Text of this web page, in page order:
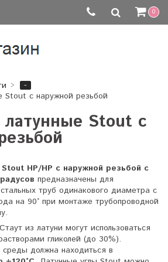
0
-
Stout с наружной резьбой
латунные Stout с
Stout НР/НР с наружной резьбой с
предназначены для
труб одинакового диаметра с
на 90° при монтаже трубопроводной
из латуни могут использоваться
гликолей (до 30%).
должна находиться в